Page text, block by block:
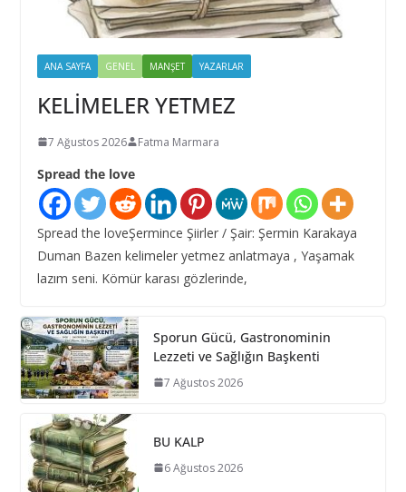
ANA SAYFA GENEL MANŞET YAZARLAR
KELİMELER YETMEZ
7 Ağustos 2026 Fatma Marmara
Spread the love
Spread the loveŞermince Şiirler / Şair: Şermin Karakaya
Duman Bazen kelimeler yetmez anlatmaya , Yaşamak
lazım seni. Kömür karası gözlerinde,
Sporun Gücü, Gastronominin
Lezzeti ve Sağlığın Başkenti
7 Ağustos 2026
BU KALP
6 Ağustos 2026